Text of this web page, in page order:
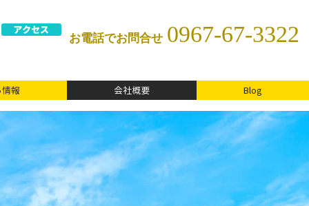
お電話でお問合せ 0967-67-3322
アクセス
報 会社概要 Blog